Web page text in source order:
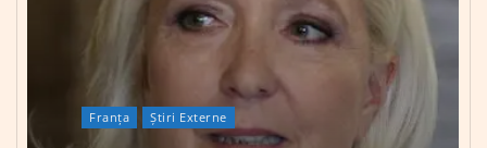
Franța Știri Externe